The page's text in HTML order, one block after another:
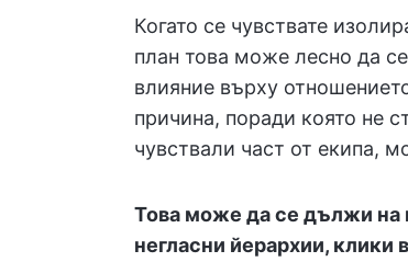
Когато се чувствате
план това може лесно да
влияние върху
причина, поради която не
чувствали част от екипа,
Това може да се дължи на
негласни йерархии, клики